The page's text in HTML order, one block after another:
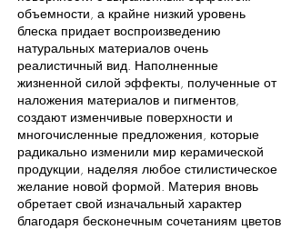
объемности, а крайне низкий уровень
блеска придает воспроизведению
натуральных материалов очень
реалистичный вид. Наполненные
жизненной силой эффекты, полученные от
наложения материалов и пигментов,
создают изменчивые поверхности и
многочисленные предложения, которые
радикально изменили мир керамической
продукции, наделяя любое стилистическое
желание новой формой. Материя вновь
обретает свой изначальный характер
благодаря бесконечным сочетаниям цветов